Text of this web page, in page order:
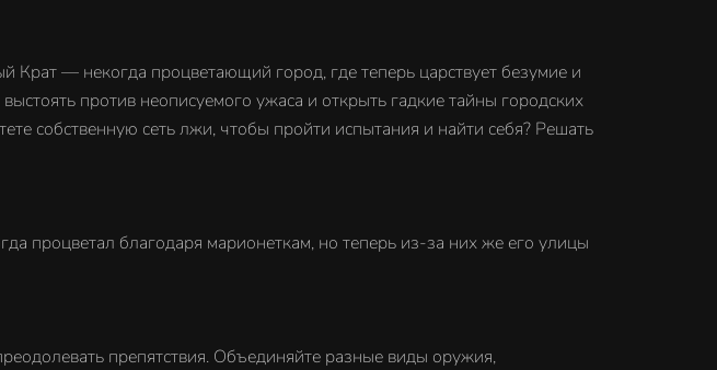
Крат — некогда процветающий город, где теперь царствует безумие и
против неописуемого ужаса и открыть гадкие тайны городских
собственную сеть лжи, чтобы пройти испытания и найти себя? Решать
процветал благодаря марионеткам, но теперь из-за них же его улицы
препятствия. Объединяйте разные виды оружия,